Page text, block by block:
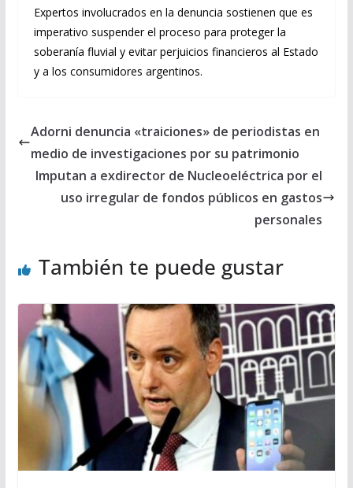
Expertos involucrados en la denuncia sostienen que es
imperativo suspender el proceso para proteger la
soberanía fluvial y evitar perjuicios financieros al Estado
y a los consumidores argentinos.
Adorni denuncia «traiciones» de periodistas en
medio de investigaciones por su patrimonio
Imputan a exdirector de Nucleoeléctrica por el
uso irregular de fondos públicos en gastos
personales
También te puede gustar